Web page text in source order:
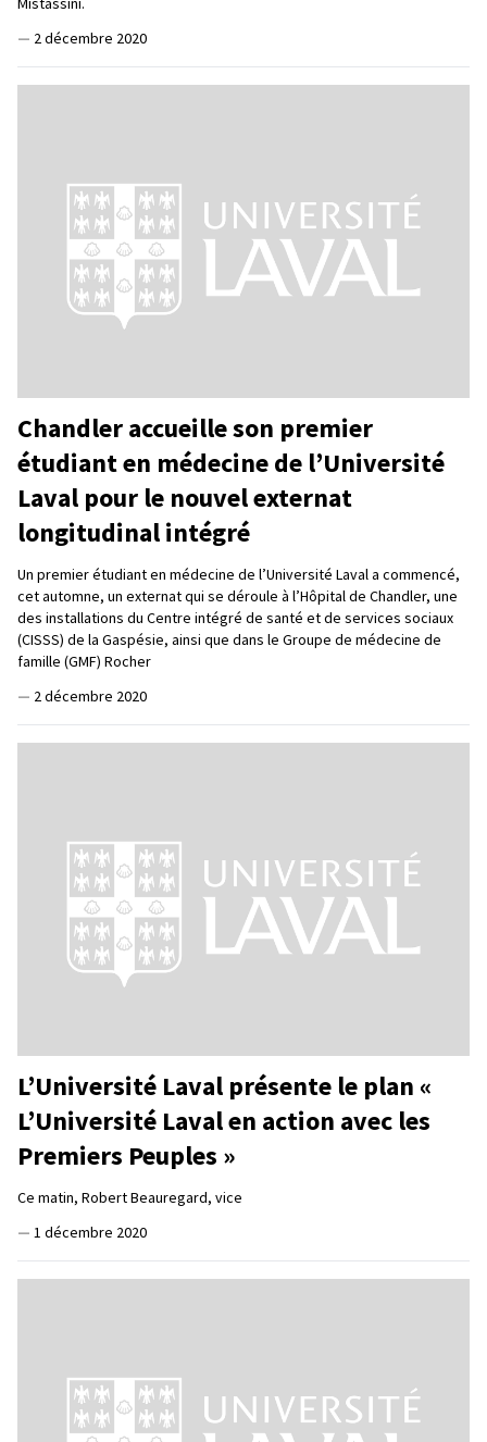
— 2 décembre 2020
Chandler accueille son premier
étudiant en médecine de l’Université
Laval pour le nouvel externat
longitudinal intégré
Un premier étudiant en médecine de l’Université Laval a commencé,
cet automne, un externat qui se déroule à l’Hôpital de Chandler, une
des installations du Centre intégré de santé et de services sociaux
(CISSS) de la Gaspésie, ainsi que dans le Groupe de médecine de
famille (GMF) Rocher
— 2 décembre 2020
L’Université Laval présente le plan «
L’Université Laval en action avec les
Premiers Peuples »
Ce matin, Robert Beauregard, vice
— 1 décembre 2020